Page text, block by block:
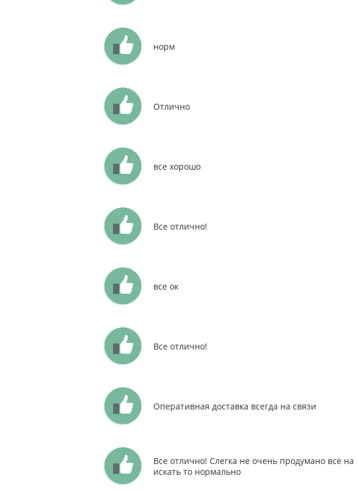
норм
Отлично
все хорошо
Все отлично!
все ок
Все отлично!
Оперативная доставка всегда на связи
Все отлично! Слегка не очень продумано все
искать то нормально